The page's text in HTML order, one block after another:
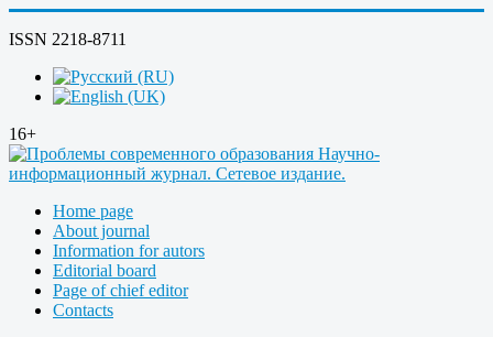
ISSN 2218-8711
16+
Home page
About journal
Information for autors
Editorial board
Page of chief editor
Contacts